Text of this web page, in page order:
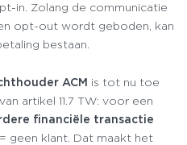
in. Zolang de communicatie
opt-out wordt geboden, kan
bestaan.
ACM is tot nu toe
artikel 11.7 TW: voor een
financiële transactie
= geen klant. Dat maakt het